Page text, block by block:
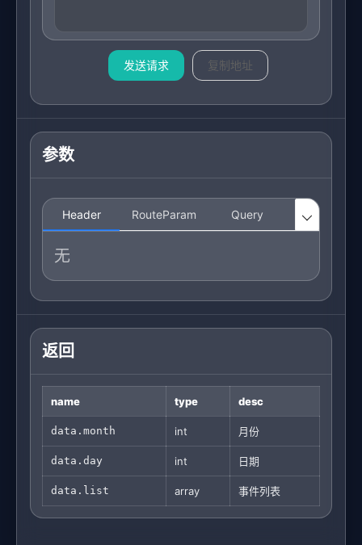
发送请求 复制地址
参数
Header RouteParam Query Body

无
返回
name type desc
data.month int 月份
data.day int 日期
data.list array 事件列表